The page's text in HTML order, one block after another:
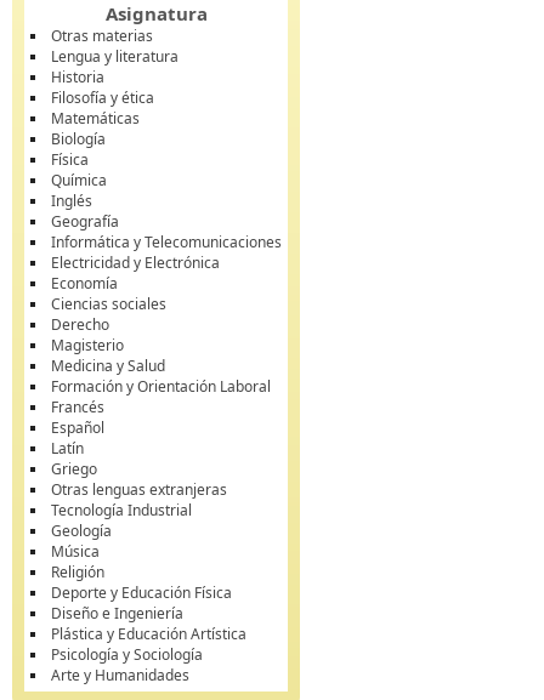
Asignatura
Otras materias
Lengua y literatura
Historia
Filosofía y ética
Matemáticas
Biología
Física
Química
Inglés
Geografía
Informática y Telecomunicaciones
Electricidad y Electrónica
Economía
Ciencias sociales
Derecho
Magisterio
Medicina y Salud
Formación y Orientación Laboral
Francés
Español
Latín
Griego
Otras lenguas extranjeras
Tecnología Industrial
Geología
Música
Religión
Deporte y Educación Física
Diseño e Ingeniería
Plástica y Educación Artística
Psicología y Sociología
Arte y Humanidades